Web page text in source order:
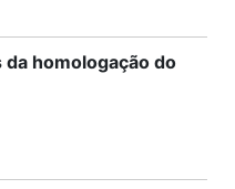
homologação do